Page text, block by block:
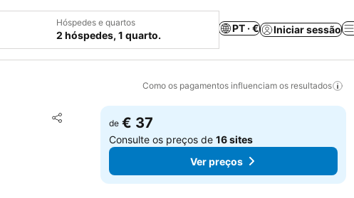
Hóspedes e quartos
2 hóspedes, 1 quarto.
PT · € Iniciar sessão
Como os pagamentos influenciam os resultados
Partilhar
Adicionar aos favoritos
de € 37
Consulte os preços de16 sites
Ver preços